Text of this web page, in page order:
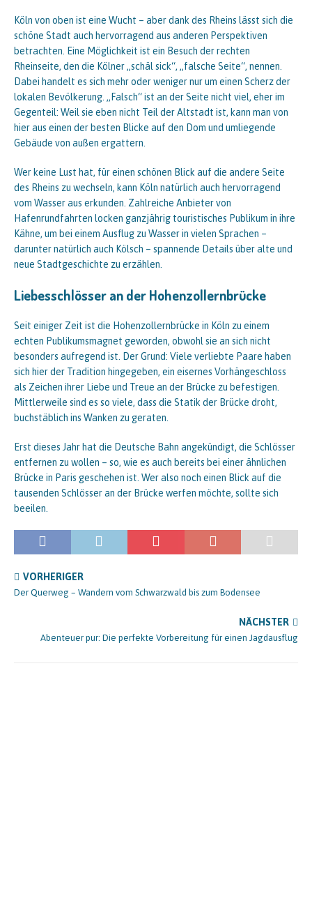
Köln von oben ist eine Wucht – aber dank des Rheins lässt sich die
schöne Stadt auch hervorragend aus anderen Perspektiven
betrachten. Eine Möglichkeit ist ein Besuch der rechten
Rheinseite, den die Kölner „schäl sick“, „falsche Seite“, nennen.
Dabei handelt es sich mehr oder weniger nur um einen Scherz der
lokalen Bevölkerung. „Falsch“ ist an der Seite nicht viel, eher im
Gegenteil: Weil sie eben nicht Teil der Altstadt ist, kann man von
hier aus einen der besten Blicke auf den Dom und umliegende
Gebäude von außen ergattern.
Wer keine Lust hat, für einen schönen Blick auf die andere Seite
des Rheins zu wechseln, kann Köln natürlich auch hervorragend
vom Wasser aus erkunden. Zahlreiche Anbieter von
Hafenrundfahrten locken ganzjährig touristisches Publikum in ihre
Kähne, um bei einem Ausflug zu Wasser in vielen Sprachen –
darunter natürlich auch Kölsch – spannende Details über alte und
neue Stadtgeschichte zu erzählen.
Liebesschlösser an der Hohenzollernbrücke
Seit einiger Zeit ist die Hohenzollernbrücke in Köln zu einem
echten Publikumsmagnet geworden, obwohl sie an sich nicht
besonders aufregend ist. Der Grund: Viele verliebte Paare haben
sich hier der Tradition hingegeben, ein eisernes Vorhängeschloss
als Zeichen ihrer Liebe und Treue an der Brücke zu befestigen.
Mittlerweile sind es so viele, dass die Statik der Brücke droht,
buchstäblich ins Wanken zu geraten.
Erst dieses Jahr hat die Deutsche Bahn angekündigt, die Schlösser
entfernen zu wollen – so, wie es auch bereits bei einer ähnlichen
Brücke in Paris geschehen ist. Wer also noch einen Blick auf die
tausenden Schlösser an der Brücke werfen möchte, sollte sich
beeilen.
VORHERIGER
Der Querweg – Wandern vom Schwarzwald bis zum Bodensee
NÄCHSTER
Abenteuer pur: Die perfekte Vorbereitung für einen Jagdausflug